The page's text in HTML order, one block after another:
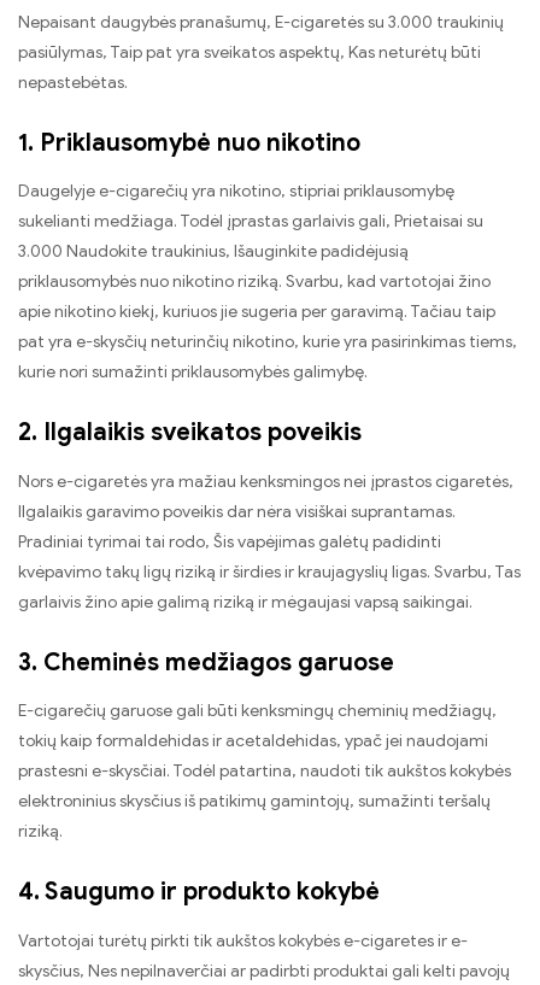
Nepaisant daugybės pranašumų, E-cigaretės su 3.000 traukinių
pasiūlymas, Taip pat yra sveikatos aspektų, Kas neturėtų būti
nepastebėtas.
1. Priklausomybė nuo nikotino
Daugelyje e-cigarečių yra nikotino, stipriai priklausomybę
sukelianti medžiaga. Todėl įprastas garlaivis gali, Prietaisai su
3.000 Naudokite traukinius, Išauginkite padidėjusią
priklausomybės nuo nikotino riziką. Svarbu, kad vartotojai žino
apie nikotino kiekį, kuriuos jie sugeria per garavimą. Tačiau taip
pat yra e-skysčių neturinčių nikotino, kurie yra pasirinkimas tiems,
kurie nori sumažinti priklausomybės galimybę.
2. Ilgalaikis sveikatos poveikis
Nors e-cigaretės yra mažiau kenksmingos nei įprastos cigaretės,
Ilgalaikis garavimo poveikis dar nėra visiškai suprantamas.
Pradiniai tyrimai tai rodo, Šis vapėjimas galėtų padidinti
kvėpavimo takų ligų riziką ir širdies ir kraujagyslių ligas. Svarbu, Tas
garlaivis žino apie galimą riziką ir mėgaujasi vapsą saikingai.
3. Cheminės medžiagos garuose
E-cigarečių garuose gali būti kenksmingų cheminių medžiagų,
tokių kaip formaldehidas ir acetaldehidas, ypač jei naudojami
prastesni e-skysčiai. Todėl patartina, naudoti tik aukštos kokybės
elektroninius skysčius iš patikimų gamintojų, sumažinti teršalų
riziką.
4. Saugumo ir produkto kokybė
Vartotojai turėtų pirkti tik aukštos kokybės e-cigaretes ir e-
skysčius, Nes nepilnaverčiai ar padirbti produktai gali kelti pavojų